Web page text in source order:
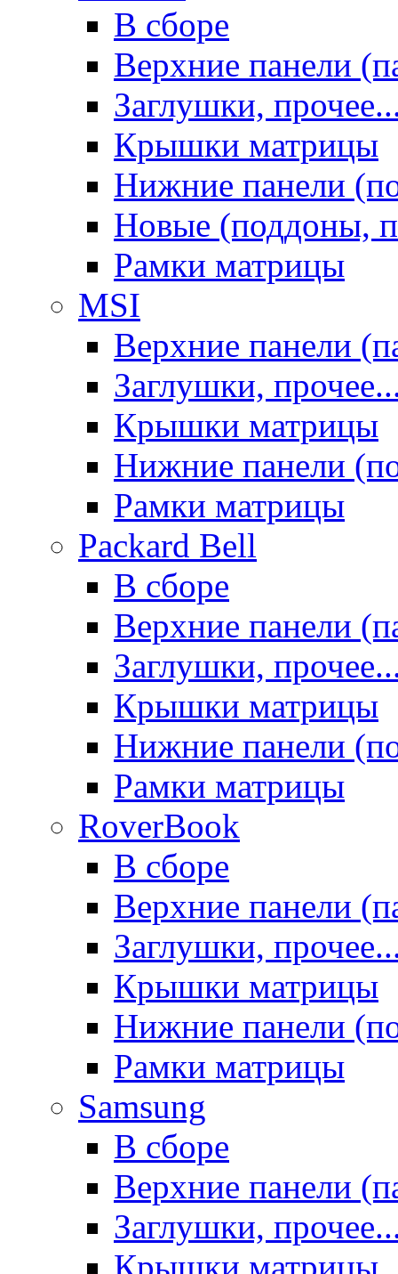
В сборе
Верхние панели
Заглушки,
Крышки матрицы
Нижние панели
Новые (поддоны,
Рамки матрицы
MSI
Верхние панели
Заглушки,
Крышки матрицы
Нижние панели
Рамки матрицы
Packard Bell
В сборе
Верхние панели
Заглушки,
Крышки матрицы
Нижние панели
Рамки матрицы
RoverBook
В сборе
Верхние панели
Заглушки,
Крышки матрицы
Нижние панели
Рамки матрицы
Samsung
В сборе
Верхние панели
Заглушки,
Крышки матрицы